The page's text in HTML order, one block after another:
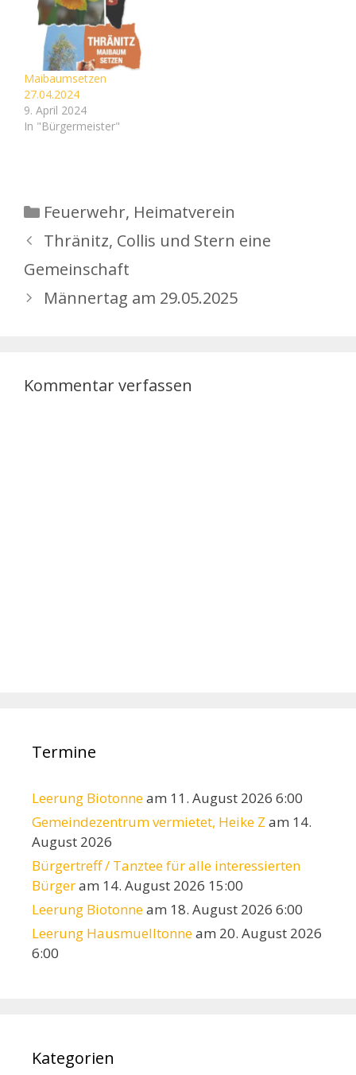
Maibaumsetzen
27.04.2024
9. April 2024
In "Bürgermeister"
Kategorien
Feuerwehr, Heimatverein
Thränitz, Collis und Stern eine
Gemeinschaft
Männertag am 29.05.2025
Kommentar verfassen
Termine
Leerung Biotonneam 11. August 2026 6:00
Gemeindezentrum vermietet, Heike Z am 14.
August 2026
Bürgertreff / Tanztee für alle interessierten
Bürgeram 14. August 2026 15:00
Leerung Biotonneam 18. August 2026 6:00
Leerung Hausmuelltonneam 20. August 2026
6:00
Kategorien